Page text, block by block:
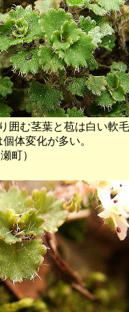
囲む茎葉と苞は白い軟
体変化が多い。
町）